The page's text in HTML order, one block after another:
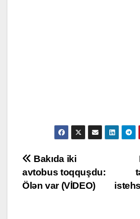
Post
navigation
Bakıda iki
avtobus toqquşdu:
Ölən var (VİDEO)